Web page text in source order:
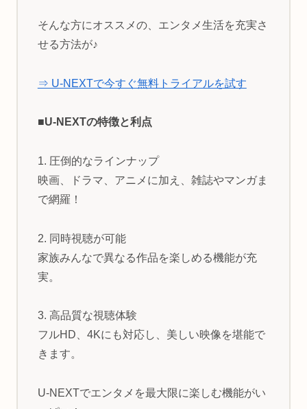
そんな方にオススメの、エンタメ生活を充実さ
せる方法が♪
⇒ U-NEXTで今すぐ無料トライアルを試す
■U-NEXTの特徴と利点
1. 圧倒的なラインナップ
映画、ドラマ、アニメに加え、雑誌やマンガま
で網羅！
2. 同時視聴が可能
家族みんなで異なる作品を楽しめる機能が充
実。
3. 高品質な視聴体験
フルHD、4Kにも対応し、美しい映像を堪能で
きます。
U-NEXTでエンタメを最大限に楽しむ機能がい